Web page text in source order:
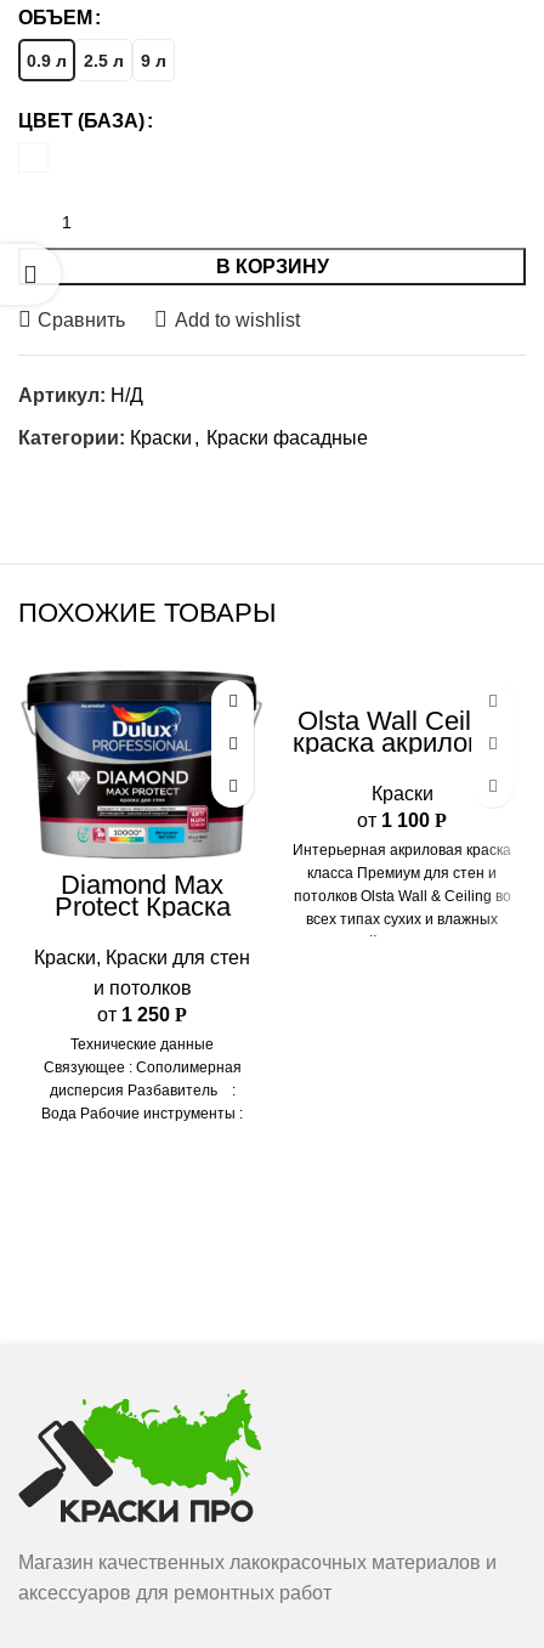
ОБЪЕМ
0.9 л 2.5 л 9 л
ЦВЕТ (БАЗА)
В КОРЗИНУ
Сравнить Add to wishlist
Артикул: Н/Д
Категории: Краски , Краски фасадные
ПОХОЖИЕ ТОВАРЫ
Diamond Max
Protect Краска
для стен и
потолков
Краски, Краски для стен
и потолков
от 1 250 Р
Технические данные
Связующее : Сополимерная
дисперсия Разбавитель :
Вода Рабочие инструменты :
окрашивания поверхность
устойчива к мытью с
использованием бытовых
абразивных моющих средств
(порошкообразные вещества).
Не оставляйте поверхность
°С в невскрытой заводской
Olsta Wall Ceiling
краска акриловая
потолков матовая
Краски
от 1 100 Р
Интерьерная акриловая краска
класса Премиум для стен и
потолков Olsta Wall & Ceiling во
всех типах сухих и влажных
Магазин качественных лакокрасочных материалов и
аксессуаров для ремонтных работ